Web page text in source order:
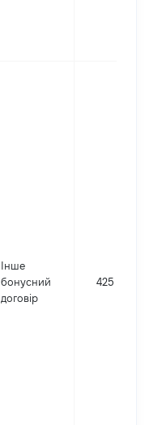
Інше
бонусний
договір
425